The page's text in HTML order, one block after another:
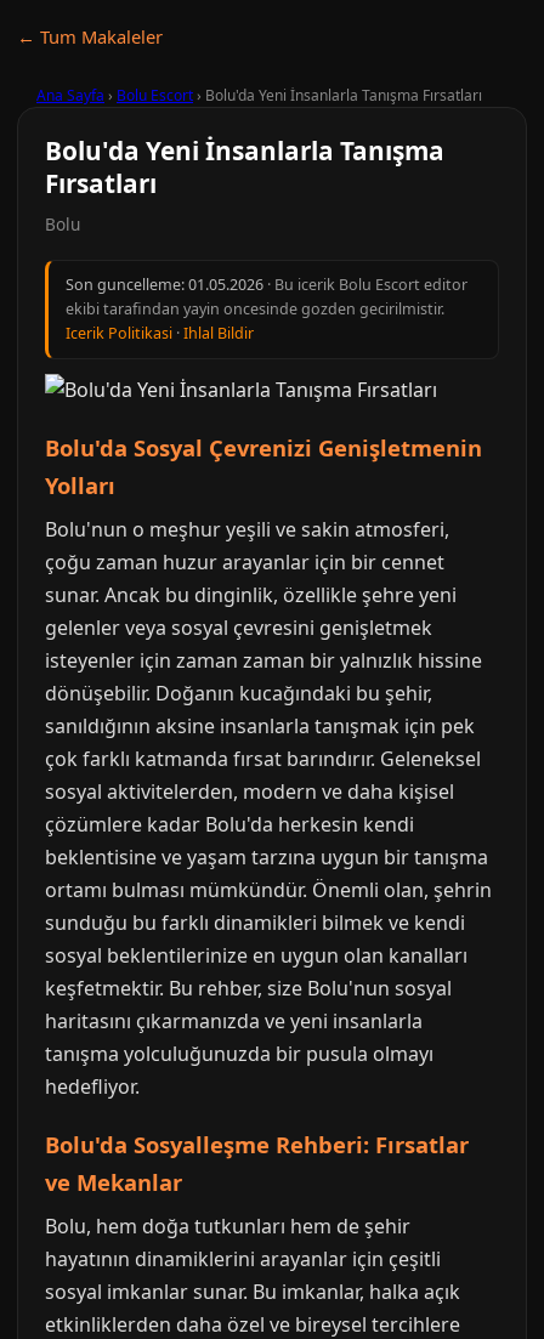
← Tum Makaleler
Ana Sayfa › Bolu Escort› Bolu'da Yeni İnsanlarla Tanışma Fırsatları
Bolu'da Yeni İnsanlarla Tanışma
Fırsatları
Bolu
Son guncelleme:01.05.2026 · Bu icerik Bolu Escort editor
ekibi tarafindan yayin oncesinde gozden gecirilmistir.
Icerik Politikasi ·Ihlal Bildir
Bolu'da Sosyal Çevrenizi Genişletmenin
Yolları
Bolu'nun o meşhur yeşili ve sakin atmosferi,
çoğu zaman huzur arayanlar için bir cennet
sunar. Ancak bu dinginlik, özellikle şehre yeni
gelenler veya sosyal çevresini genişletmek
isteyenler için zaman zaman bir yalnızlık hissine
dönüşebilir. Doğanın kucağındaki bu şehir,
sanıldığının aksine insanlarla tanışmak için pek
çok farklı katmanda fırsat barındırır. Geleneksel
sosyal aktivitelerden, modern ve daha kişisel
çözümlere kadar Bolu'da herkesin kendi
beklentisine ve yaşam tarzına uygun bir tanışma
ortamı bulması mümkündür. Önemli olan, şehrin
sunduğu bu farklı dinamikleri bilmek ve kendi
sosyal beklentilerinize en uygun olan kanalları
keşfetmektir. Bu rehber, size Bolu'nun sosyal
haritasını çıkarmanızda ve yeni insanlarla
tanışma yolculuğunuzda bir pusula olmayı
hedefliyor.
Bolu'da Sosyalleşme Rehberi: Fırsatlar
ve Mekanlar
Bolu, hem doğa tutkunları hem de şehir
hayatının dinamiklerini arayanlar için çeşitli
sosyal imkanlar sunar. Bu imkanlar, halka açık
etkinliklerden daha özel ve bireysel tercihlere